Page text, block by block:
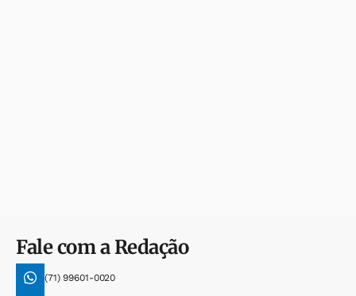
Fale com a Redação
(71) 99601-0020